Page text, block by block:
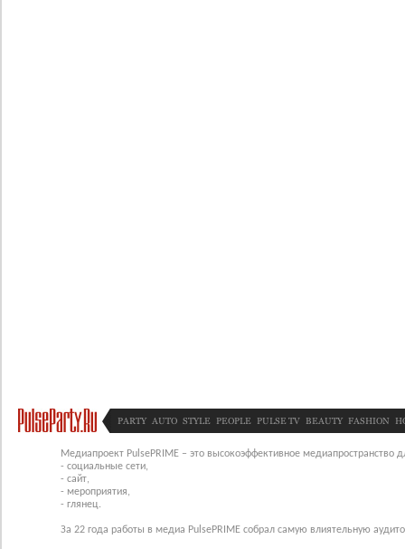
PARTY AUTO STYLE PEOPLE PULSE TV BEAUTY FASHION
Медиапроект PulsePRIME – это высокоэффективное медиапространство
- социальные сети,
- сайт,
- мероприятия,
- глянец.
За 22 года работы в медиа PulsePRIME собрал самую влиятельную